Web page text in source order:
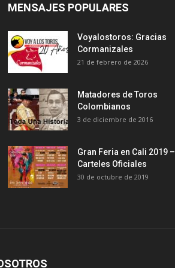
MENSAJES POPULARES
Voyalostoros: Gracias
Cormanizales
21 de febrero de 2026
Matadores de Toros
Colombianos
3 de diciembre de 2016
Gran Feria en Cali 2019 –
Carteles Oficiales
30 de octubre de 2019